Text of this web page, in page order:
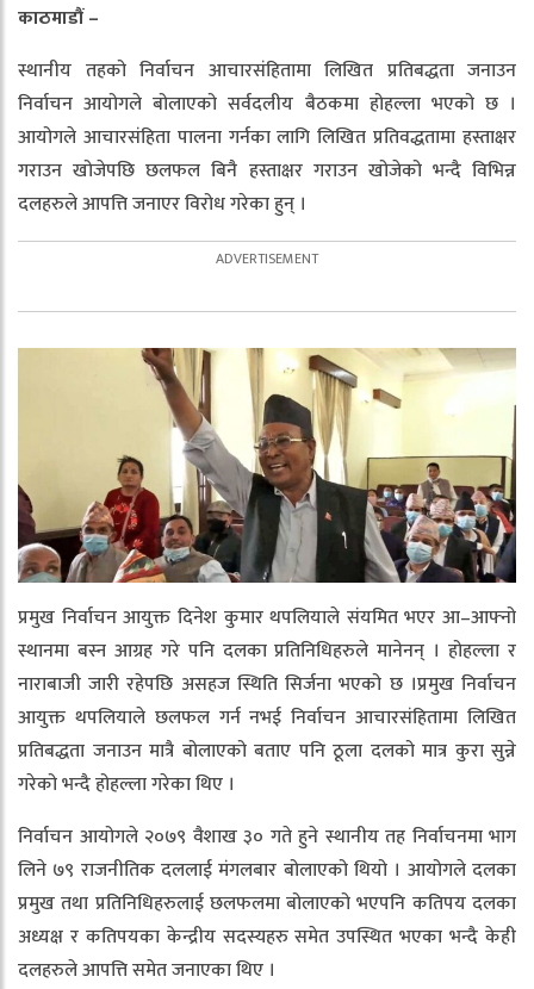
काठमाडौं –
स्थानीय तहको निर्वाचन आचारसंहितामा लिखित प्रतिबद्धता जनाउन
निर्वाचन आयोगले बोलाएको सर्वदलीय बैठकमा होहल्ला भएको छ ।
आयोगले आचारसंहिता पालना गर्नका लागि लिखित प्रतिवद्धतामा हस्ताक्षर
गराउन खोजेपछि छलफल बिनै हस्ताक्षर गराउन खोजेको भन्दै विभिन्न
दलहरुले आपत्ति जनाएर विरोध गरेका हुन् ।
प्रमुख निर्वाचन आयुक्त दिनेश कुमार थपलियाले संयमित भएर आ–आफ्नो
स्थानमा बस्न आग्रह गरे पनि दलका प्रतिनिधिहरुले मानेनन् । होहल्ला र
नाराबाजी जारी रहेपछि असहज स्थिति सिर्जना भएको छ ।प्रमुख निर्वाचन
आयुक्त थपलियाले छलफल गर्न नभई निर्वाचन आचारसंहितामा लिखित
प्रतिबद्धता जनाउन मात्रै बोलाएको बताए पनि ठूला दलको मात्र कुरा सुन्ने
गरेको भन्दै होहल्ला गरेका थिए ।
निर्वाचन आयोगले २०७९ वैशाख ३० गते हुने स्थानीय तह निर्वाचनमा भाग
लिने ७९ राजनीतिक दललाई मंगलबार बोलाएको थियो । आयोगले दलका
प्रमुख तथा प्रतिनिधिहरुलाई छलफलमा बोलाएको भएपनि कतिपय दलका
अध्यक्ष र कतिपयका केन्द्रीय सदस्यहरु समेत उपस्थित भएका भन्दै केही
दलहरुले आपत्ति समेत जनाएका थिए ।